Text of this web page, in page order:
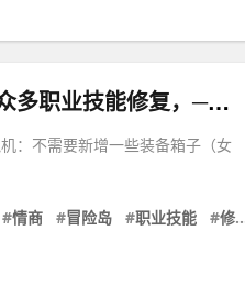
冒险岛186V4最新5转,完整任务剧情商,众多职业技能修复，─键启动GM控制台
：不需要新增一些装备箱子（女
#情商 #冒险岛 #职业技能 #修复